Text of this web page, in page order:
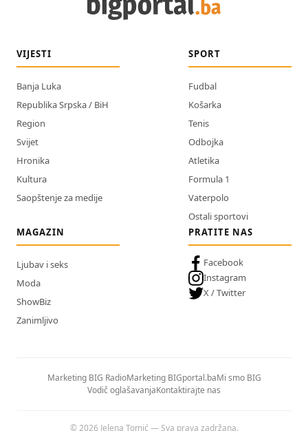
VIJESTI
Banja Luka
Republika Srpska / BiH
Region
Svijet
Hronika
Kultura
Saopštenje za medije
SPORT
Fudbal
Košarka
Tenis
Odbojka
Atletika
Formula 1
Vaterpolo
Ostali sportovi
MAGAZIN
Ljubav i seks
Moda
ShowBiz
Zanimljivo
PRATITE NAS
Facebook
Instagram
X / Twitter
Marketing BIG RadioMarketing BIGportal.baMi smo BIG
Vodič oglašavanjaKontaktirajte nas
© 2026 Jelena Tomić — Sva prava zadržana.